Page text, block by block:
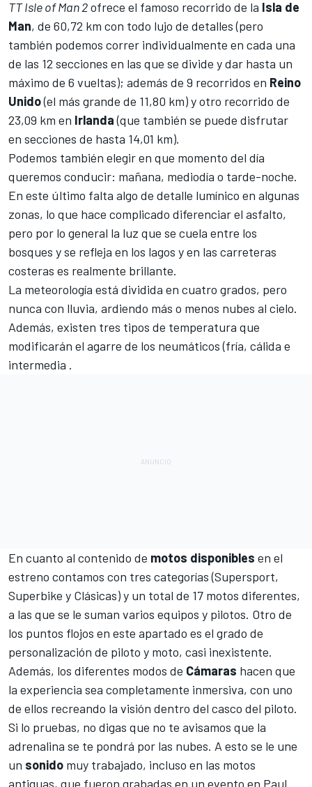
TT Isle of Man 2ofrece el famoso recorrido de la Isla de
Man, de 60,72 km con todo lujo de detalles (pero
también podemos correr individualmente en cada una
de las 12 secciones en las que se divide y dar hasta un
máximo de 6 vueltas); además de 9 recorridos en Reino
Unido(el más grande de 11,80 km) y otro recorrido de
23,09 km en Irlanda(que también se puede disfrutar
en secciones de hasta 14,01 km).
Podemos también elegir en que momento del día
queremos conducir: mañana, mediodía o tarde-noche.
En este último falta algo de detalle lumínico en algunas
zonas, lo que hace complicado diferenciar el asfalto,
pero por lo general la luz que se cuela entre los
bosques y se refleja en los lagos y en las carreteras
costeras es realmente brillante.
La meteorología está dividida en cuatro grados, pero
nunca con lluvia, ardiendo más o menos nubes al cielo.
Además, existen tres tipos de temperatura que
modificarán el agarre de los neumáticos (fría, cálida e
intermedia .
En cuanto al contenido de motos disponibles en el
estreno contamos con tres categorías (Supersport,
Superbike y Clásicas) y un total de 17 motos diferentes,
a las que se le suman varios equipos y pilotos. Otro de
los puntos flojos en este apartado es el grado de
personalización de piloto y moto, casi inexistente.
Además, los diferentes modos de Cámaras hacen que
la experiencia sea completamente inmersiva, con uno
de ellos recreando la visión dentro del casco del piloto.
Si lo pruebas, no digas que no te avisamos que la
adrenalina se te pondrá por las nubes. A esto se le une
un sonido muy trabajado, incluso en las motos
antiguas, que fueron grabadas en un evento en Paul